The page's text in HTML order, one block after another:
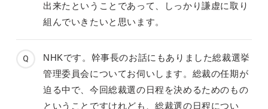
出来たということであって、しっかり謙虚に取り
組んでいきたいと思います。
NHKです。幹事長のお話にもありました総裁選挙
管理委員会についてお伺いします。総裁の任期が
迫る中で、今回総裁選の日程を決めるためのもの
ということですけれども、総裁選の日程につい